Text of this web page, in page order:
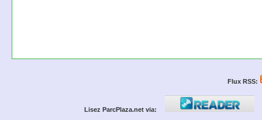
Flux RSS:
Lisez ParcPlaza.net via: